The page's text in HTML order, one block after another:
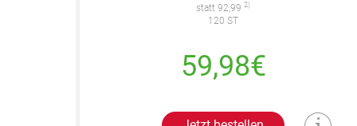
statt 92,99 2)
120 ST
59,98€